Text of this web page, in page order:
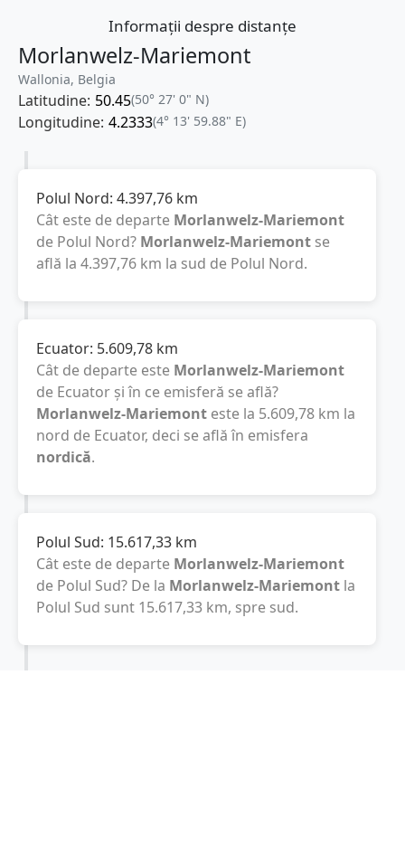
Informații despre distanțe
Morlanwelz-Mariemont
Wallonia, Belgia
Latitudine: 50.45(50° 27' 0" N)
Longitudine: 4.2333(4° 13' 59.88" E)
Polul Nord: 4.397,76 km
Cât este de departe Morlanwelz-Mariemont
de Polul Nord? Morlanwelz-Mariemont se
află la 4.397,76 km la sud de Polul Nord.
Ecuator: 5.609,78 km
Cât de departe este Morlanwelz-Mariemont
de Ecuator și în ce emisferă se află?
Morlanwelz-Mariemont este la 5.609,78 km la
nord de Ecuator, deci se află în emisfera
nordică.
Polul Sud: 15.617,33 km
Cât este de departe Morlanwelz-Mariemont
de Polul Sud? De la Morlanwelz-Mariemont la
Polul Sud sunt 15.617,33 km, spre sud.